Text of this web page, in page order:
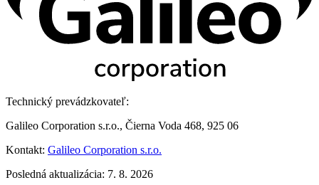
Technický prevádzkovateľ:
Galileo Corporation s.r.o., Čierna Voda 468, 925 06
Kontakt: Galileo Corporation s.r.o.
Posledná aktualizácia: 7. 8. 2026